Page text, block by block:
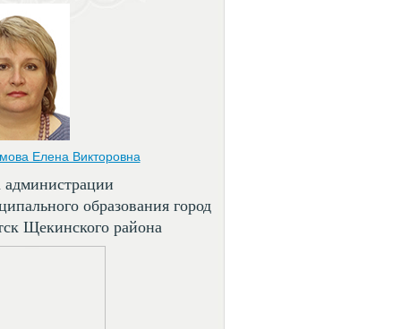
Елена Викторовна
администрации
образования город
Щекинского района